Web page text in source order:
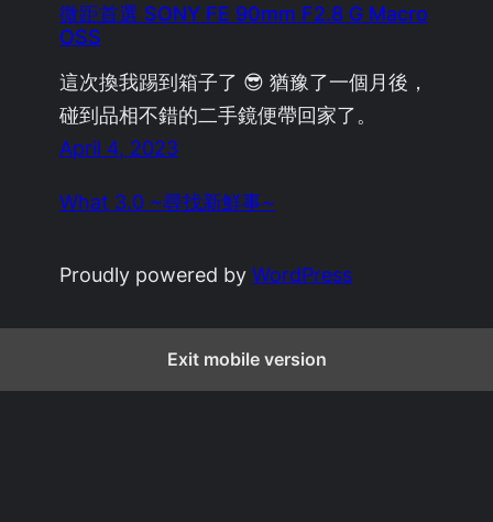
微距首選 SONY FE 90mm F2.8 G Macro
OSS
這次換我踢到箱子了 😎 猶豫了一個月後，
碰到品相不錯的二手鏡便帶回家了。
April 4, 2023
What 3.0 ~尋找新鮮事~
Proudly powered byWordPress
Exit mobile version